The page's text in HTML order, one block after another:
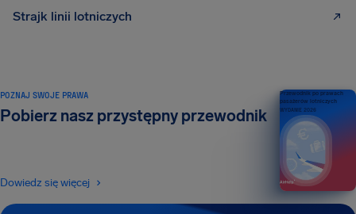
Strajk linii lotniczych
POZNAJ SWOJE PRAWA
Pobierz nasz przystępny przewodnik
Dowiedz się więcej
Przewodnik po prawach
pasażerów lotniczych
WYDANIE 2026